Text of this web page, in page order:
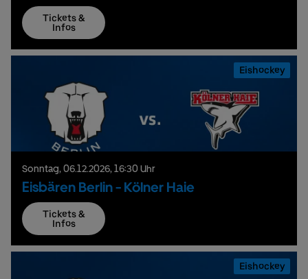
Tickets &
Infos
Eishockey
Sonntag, 06.12.2026, 16:30 Uhr
Eisbären Berlin - Kölner Haie
Tickets &
Infos
Eishockey